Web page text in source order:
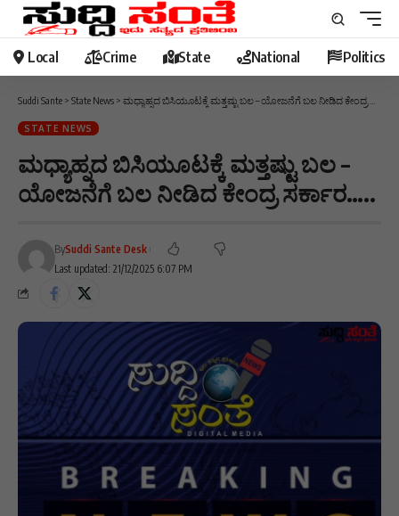
Local Crime State National Politics
Suddi Sante > State News > ಮಧ್ಯಾಹ್ನದ ಬಿಸಿಯೂಟಕ್ಕೆ ಮತ್ತಷ್ಟು ಬಲ – ಯೋಜನೆಗೆ ಬಲ‌ ನೀಡಿದ ಕೇಂದ್ರ ಸರ್ಕಾರ…..
STATE NEWS
ಮಧ್ಯಾಹ್ನದ ಬಿಸಿಯೂಟಕ್ಕೆ ಮತ್ತಷ್ಟು ಬಲ –
ಯೋಜನೆಗೆ ಬಲ‌ ನೀಡಿದ ಕೇಂದ್ರ ಸರ್ಕಾರ…..
Last updated: 21/12/2025 6:07 PM
BySuddi Sante Desk